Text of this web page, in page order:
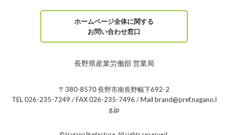
ホームページ全体に関する
お問い合わせ窓口
長野県産業労働部 営業局
〒380-8570 長野市南長野幅下692-2
TEL 026-235-7249 / FAX 026-235-7496 / Mail brand@pref.nagano.l
g.jp